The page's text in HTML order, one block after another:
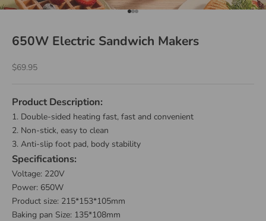
Go to item 1
Go to item 2
Go to item 3
650W Electric Sandwich Makers
Sale price
$69.95
Product Description:
1. Double-sided heating fast, fast and convenient
2. Non-stick, easy to clean
3. Anti-slip foot pad, body stability
Specifications:
Voltage: 220V
Power: 650W
Product size: 215*153*105mm
Baking pan Size: 135*108mm